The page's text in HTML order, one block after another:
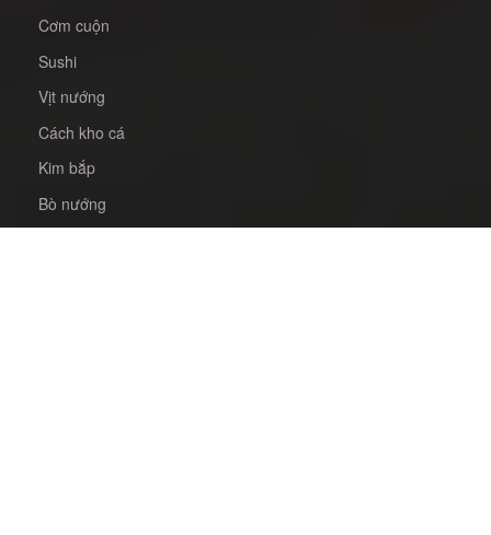
Cơm cuộn
Sushi
Vịt nướng
Cách kho cá
Kim bắp
Bò nướng